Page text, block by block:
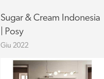
Sugar & Cream Indonesia
| Posy
Giu 2022